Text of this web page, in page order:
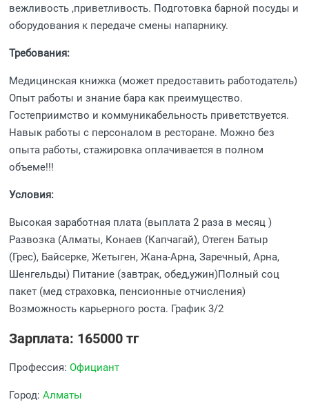
вежливость ,приветливость. Подготовка барной посуды и
оборудования к передаче смены напарнику.
Требования:
Медицинская книжка (может предоставить работодатель)
Опыт работы и знание бара как преимущество.
Гостеприимство и коммуникабельность приветствуется.
Навык работы с персоналом в ресторане. Можно без
опыта работы, стажировка оплачивается в полном
объеме!!!
Условия:
Высокая заработная плата (выплата 2 раза в месяц )
Развозка (Алматы, Конаев (Капчагай), Отеген Батыр
(Грес), Байсерке, Жетыген, Жана-Арна, Заречный, Арна,
Шенгельды) Питание (завтрак, обед,ужин)Полный соц
пакет (мед страховка, пенсионные отчисления)
Возможность карьерного роста. График 3/2
Зарплата: 165000 тг
Профессия:Официант
Город:Алматы